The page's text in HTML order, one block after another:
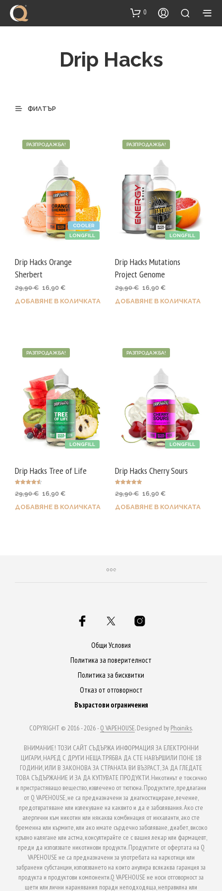
content
0
Drip Hacks
ФИЛТЪР
LONGFILL
COOLER
РАЗПРОДАЖБА!
Drip Hacks Orange
Sherbert
29,90€ Original
16,90 €Текущата
ДОБАВЯНЕ В КОЛИЧКАТА
LONGFILL
РАЗПРОДАЖБА!
Drip Hacks Mutations
Project Genome
29,90€ Original
16,90 €Текущата
ДОБАВЯНЕ В КОЛИЧКАТА
LONGFILL
РАЗПРОДАЖБА!
Drip Hacks Tree of Life
4.50
29,90€ Original
was:
16,90 €Текущата
е:
ДОБАВЯНЕ В КОЛИЧКАТА
LONGFILL
РАЗПРОДАЖБА!
Drip Hacks Cherry Sours
5.00
29,90€ Original
was:
16,90 €Текущата
е:
ДОБАВЯНЕ В КОЛИЧКАТА
Общи Условия
Политика за поверителност
Политика за бисквитки
Отказ от отговорност
Възрастови ограничения
COPYRIGHT © 2016 - 2026 -Q VAPEHOUSE. Designed by Phoiniks.
ВНИМАНИЕ! ТОЗИ САЙТ СЪДЪРЖА ИНФОРМАЦИЯ ЗА ЕЛЕКТРОННИ
ЦИГАРИ, НАРЕД С ДРУГИ НЕЩА.ТРЯБВА ДА СТЕ НАВЪРШИЛИ ПОНЕ 18
ГОДИНИ, ИЛИ В ЗАКОНОВА ЗА СТРАНАТА ВИ ВЪЗРАСТ, ЗА ДА ГЛЕДАТЕ
ТОВА СЪДЪРЖАНИЕ И ЗА ДА КУПУВАТЕ ПРОДУКТИ. Никотинът е токсично
и пристрастяващо вещество, извлечено от тютюна. Продуктите, предлагани
от Q VAPEHOUSE, не са предназначени за диагностициране, лечение,
предотвратяване или излекуване на каквито и да е заболявания. Ако сте
алергични към никотин или някаква комбинация от инхаланти, ако сте
бременна или кърмите, или ако имате сърдечно заболяване, диабет, високо
кръвно налягане или астма, консултирайте се с вашия лекар или фармацевт,
преди да използвате никотинови продукти. Продуктите от офертата на Q
VAPEHOUSE не са предназначени за употребата на наркотици или
забранени субстанции, използването на които анулира всякаква гаранция за
продукта и продуктови компоненти.Q VAPEHOUSE не носи отговорност за
щети или лични наранявания поради неподходяща, неправилна или